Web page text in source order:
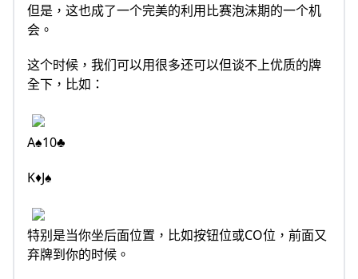
但是，这也成了一个完美的利用比赛泡沫期的一个机
会。
这个时候，我们可以用很多还可以但谈不上优质的牌
全下，比如：
A♠10♣
K♦J♠
特别是当你坐后面位置，比如按钮位或CO位，前面又
弃牌到你的时候。